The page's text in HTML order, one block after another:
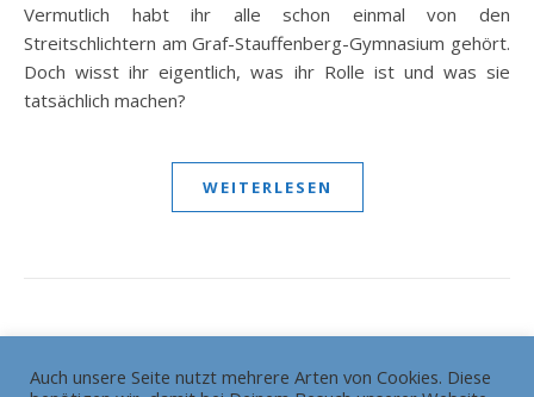
Vermutlich habt ihr alle schon einmal von den
Streitschlichtern am Graf-Stauffenberg-Gymnasium gehört.
Doch wisst ihr eigentlich, was ihr Rolle ist und was sie
tatsächlich machen?
WEITERLESEN
Auch unsere Seite nutzt mehrere Arten von Cookies. Diese